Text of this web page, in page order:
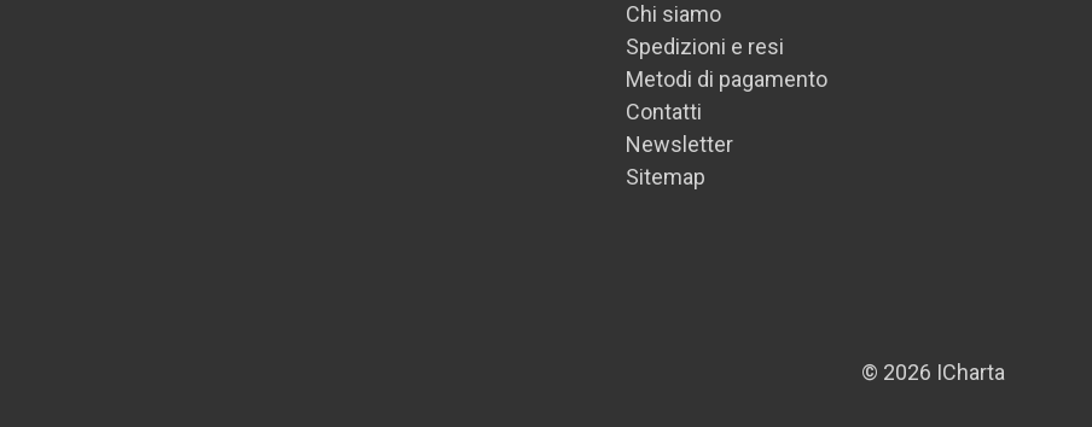
Chi siamo
Spedizioni e resi
Metodi di pagamento
Contatti
Newsletter
Sitemap
© 2026 ICharta